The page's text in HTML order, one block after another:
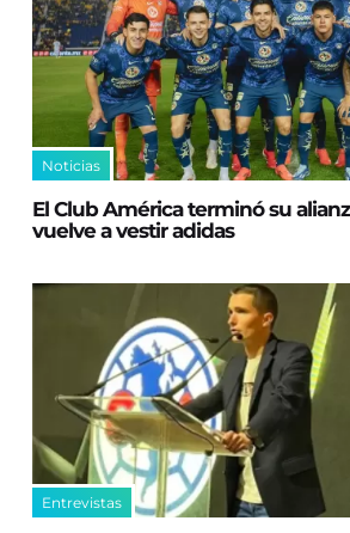
Noticias
El Club América terminó su
vuelve a vestir adidas
Entrevistas